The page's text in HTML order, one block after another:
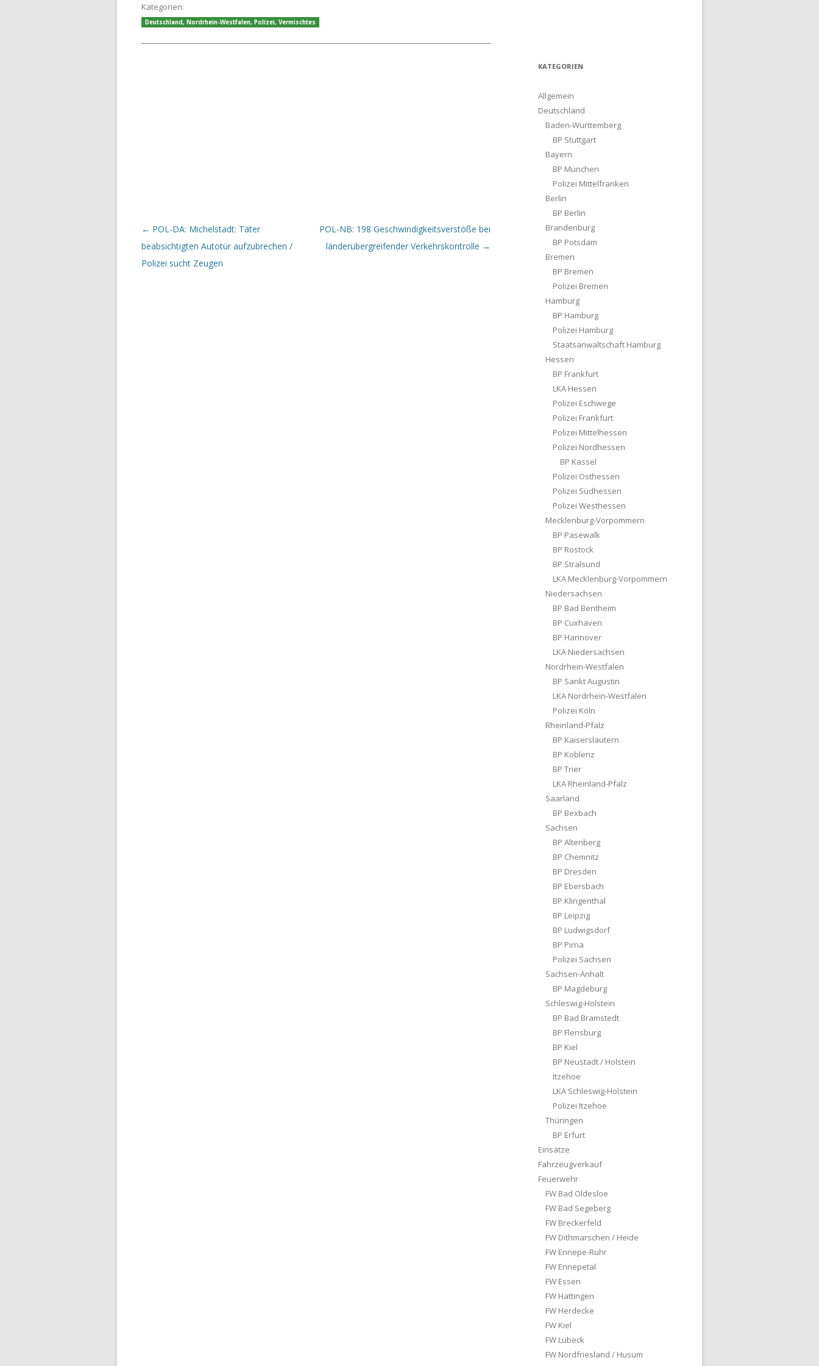
Kategorien:
Deutschland, Nordrhein-Westfalen, Polizei, Vermischtes
Beitrags-Navigation
← POL-DA: Michelstadt: Täter
beabsichtigten Autotür aufzubrechen /
Polizei sucht Zeugen
POL-NB: 198 Geschwindigkeitsverstöße bei
länderübergreifender Verkehrskontrolle →
KATEGORIEN
Allgemein
Deutschland
Baden-Württemberg
BP Stuttgart
Bayern
BP München
Polizei Mittelfranken
Berlin
BP Berlin
Brandenburg
BP Potsdam
Bremen
BP Bremen
Polizei Bremen
Hamburg
BP Hamburg
Polizei Hamburg
Staatsanwaltschaft Hamburg
Hessen
BP Frankfurt
LKA Hessen
Polizei Eschwege
Polizei Frankfurt
Polizei Mittelhessen
Polizei Nordhessen
BP Kassel
Polizei Osthessen
Polizei Südhessen
Polizei Westhessen
Mecklenburg-Vorpommern
BP Pasewalk
BP Rostock
BP Stralsund
LKA Mecklenburg-Vorpommern
Niedersachsen
BP Bad Bentheim
BP Cuxhaven
BP Hannover
LKA Niedersachsen
Nordrhein-Westfalen
BP Sankt Augustin
LKA Nordrhein-Westfalen
Polizei Köln
Rheinland-Pfalz
BP Kaiserslautern
BP Koblenz
BP Trier
LKA Rheinland-Pfalz
Saarland
BP Bexbach
Sachsen
BP Altenberg
BP Chemnitz
BP Dresden
BP Ebersbach
BP Klingenthal
BP Leipzig
BP Ludwigsdorf
BP Pirna
Polizei Sachsen
Sachsen-Anhalt
BP Magdeburg
Schleswig-Holstein
BP Bad Bramstedt
BP Flensburg
BP Kiel
BP Neustadt / Holstein
Itzehoe
LKA Schleswig-Holstein
Polizei Itzehoe
Thüringen
BP Erfurt
Einsätze
Fahrzeugverkauf
Feuerwehr
FW Bad Oldesloe
FW Bad Segeberg
FW Breckerfeld
FW Dithmarschen / Heide
FW Ennepe-Ruhr
FW Ennepetal
FW Essen
FW Hattingen
FW Herdecke
FW Kiel
FW Lübeck
FW Nordfriesland / Husum